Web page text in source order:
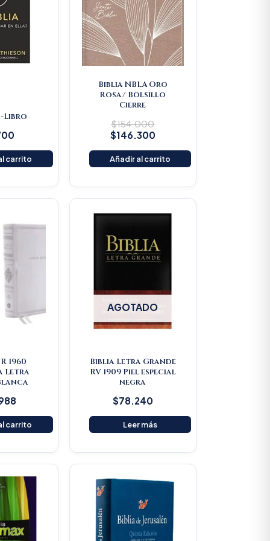
Libro
carrito
Biblia NBLA Oro
Rosa/ Bolsillo
Cierre
$154.000
$146.300
Añadir al carrito
1960
Letra
carrito
AGOTADO
Biblia Letra Grande
RV 1909 Piel especial
negra
$78.240
Leer más